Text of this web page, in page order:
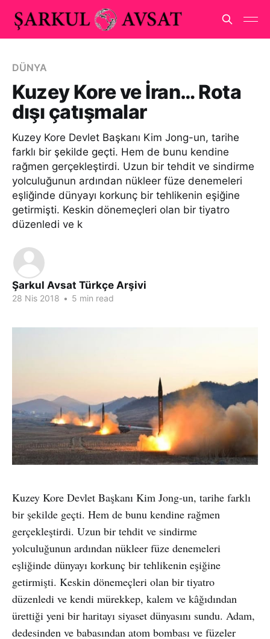
DÜNYA
Kuzey Kore ve İran… Rota
dışı çatışmalar
Kuzey Kore Devlet Başkanı Kim Jong-un, tarihe
farklı bir şekilde geçti. Hem de bunu kendine
rağmen gerçekleştirdi. Uzun bir tehdit ve sindirme
yolculuğunun ardından nükleer füze denemeleri
eşliğinde dünyayı korkunç bir tehlikenin eşiğine
getirmişti. Keskin dönemeçleri olan bir tiyatro
düzenledi ve k
Şarkul Avsat Türkçe Arşivi
28 Nis 2018 • 5 min read
Kuzey Kore Devlet Başkanı Kim Jong-un, tarihe farklı
bir şekilde geçti. Hem de bunu kendine rağmen
gerçekleştirdi. Uzun bir tehdit ve sindirme
yolculuğunun ardından nükleer füze denemeleri
eşliğinde dünyayı korkunç bir tehlikenin eşiğine
getirmişti. Keskin dönemeçleri olan bir tiyatro
düzenledi ve kendi mürekkep, kalem ve kâğıdından
ürettiği yeni bir haritayı siyaset dünyasını sundu. Adam,
dedesinden ve babasından atom bombası ve füzeler